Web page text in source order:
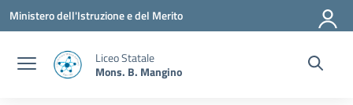
Vai ai contenuti
Vai al menu di navigazione
Vai al footer
Ministero dell'Istruzione e del Merito
Liceo Statale
Mons. B. Mangino